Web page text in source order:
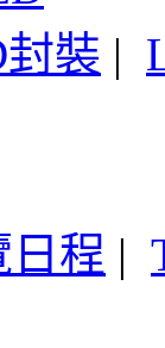
裝 |
日程 |